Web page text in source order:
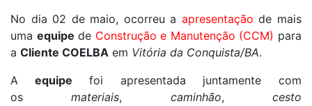
No dia 02 de maio, ocorreu a apresentação de mais
uma equipe de Construção e Manutenção (CCM) para
a Cliente COELBA em Vitória da Conquista/BA.
A equipe foi apresentada juntamente com
osmateriais, caminhão,cesto